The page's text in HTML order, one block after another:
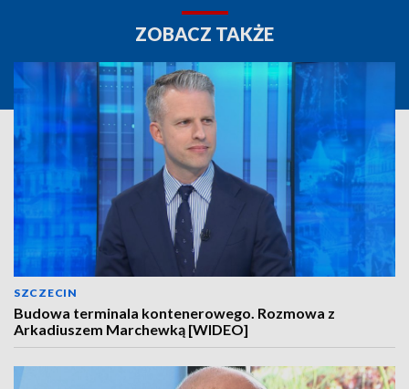
ZOBACZ TAKŻE
SZCZECIN
Budowa terminala kontenerowego. Rozmowa z
Arkadiuszem Marchewką [WIDEO]